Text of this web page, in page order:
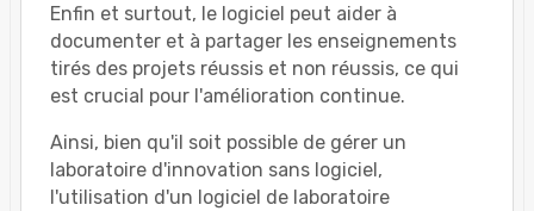
Enfin et surtout, le logiciel peut aider à
documenter et à partager les enseignements
tirés des projets réussis et non réussis, ce qui
est crucial pour l'amélioration continue.
Ainsi, bien qu'il soit possible de gérer un
laboratoire d'innovation sans logiciel,
l'utilisation d'un logiciel de laboratoire